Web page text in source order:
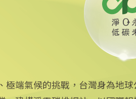
極端氣候的挑戰，台灣身為地